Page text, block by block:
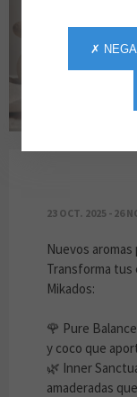
23 OCT. 2025 - 26
Nuevos
Transforma tus
Mikados:
🌹 Pure
y coco que
🌿 Inner
amaderadas
✗